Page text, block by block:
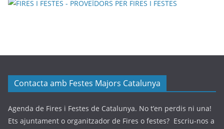
Contacta amb Festes Majors Catalunya
Agenda de Fires i Festes de Catalunya. No t’en perdis ni una!
Ets ajuntament o organitzador de Fires o festes? Escriu-nos a